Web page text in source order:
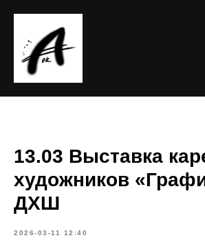
13.03 Выставка
художников
ДХШ
2026-03-11 12:40